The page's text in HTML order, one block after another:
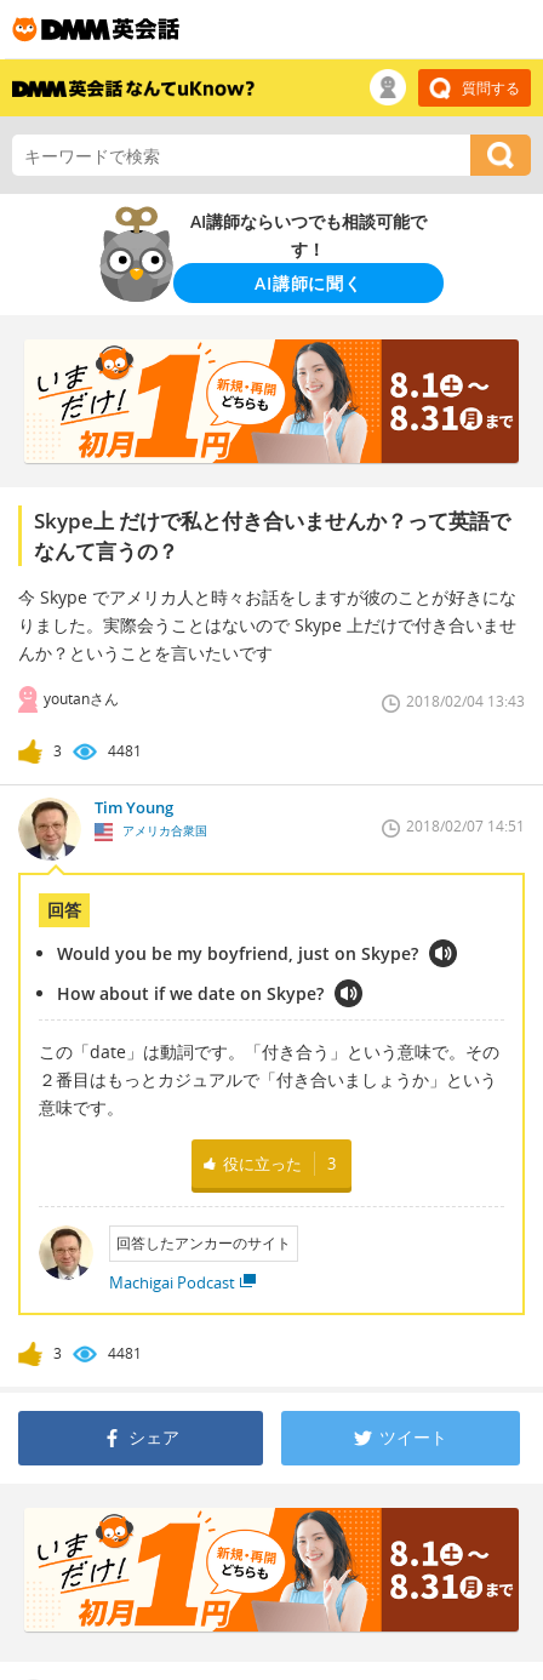
質問する
AI講師ならいつでも相談可能で
す！
AI講師に聞く
Skype上 だけで私と付き合いませんか？って英語で
なんて言うの？
今 Skype でアメリカ人と時々お話をしますが彼のことが好きにな
りました。実際会うことはないので Skype 上だけで付き合いませ
んか？ということを言いたいです
youtanさん 2018/02/04 13:43
3 4481
Tim Young
アメリカ合衆国 2018/02/07 14:51
回答
Would you be my boyfriend, just on Skype?
How about if we date on Skype?
この「date」は動詞です。「付き合う」という意味で。その
２番目はもっとカジュアルで「付き合いましょうか」という
意味です。
役に立った 3
回答したアンカーのサイト
Machigai Podcast
3 4481
シェア ツイート